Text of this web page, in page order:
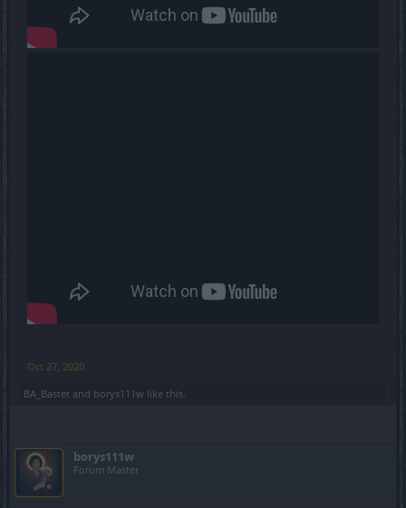
Oct 27, 2020
BA_Bastet and borys111w like this.
borys111w
Forum Master